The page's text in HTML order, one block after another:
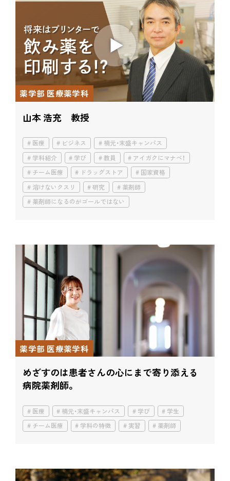
薬学部 医療薬学科
山本 浩充 教授
医療 ビジネス
楠元・末盛キャンパス
学科紹介
学び 教員
アイガクにマナベ！
チーム医療
ドラッグストア
国家資格
溶けないクスリ
研究
薬剤師
薬剤師になるのがゴールではない
薬学部 医療薬学科
めざすのは患者さんの心にまで寄り添える
病院薬剤師。
医療 楠元・末盛キャンパス 学び
学生
チーム医療
学科の特徴 実習 薬剤師